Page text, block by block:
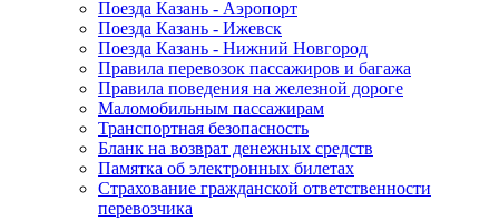
Поезда Казань - Аэропорт
Поезда Казань - Ижевск
Поезда Казань - Нижний Новгород
Правила перевозок пассажиров и багажа
Правила поведения на железной дороге
Маломобильным пассажирам
Транспортная безопасность
Бланк на возврат денежных средств
Памятка об электронных билетах
Страхование гражданской ответственности
перевозчика